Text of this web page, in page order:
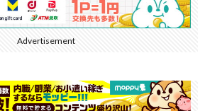
Advertisement